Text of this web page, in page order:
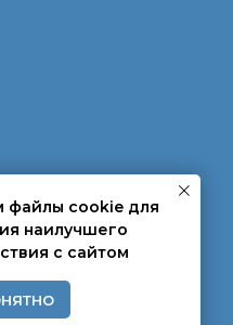
файлы cookie для
наилучшего
с сайтом